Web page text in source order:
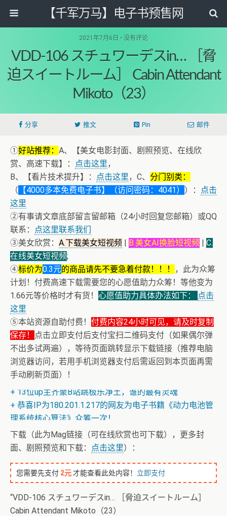
【千军万马】电子书预售网
2021年7月6日 • 没有评论
VDD-106 スチュワーデスin… ［脅
迫スイートルーム］ Cabin Attendant
Mikoto（23）
分享 推文 Pin 邮件
①好站推荐： A、【美女电影封面、剧照预览、在线欣
赏、高速下载】：
点击这里，
B、【看片技术提升】：
点击这里，C、 分门别类：
（ 【4000多本免费电子书】（访问密码：4041） ）：
点击
这里
②有事请文章底部留言留邮箱（24小时回复您邮箱）或QQ
联系：
点这里联系我们
③美女欣赏： A.下载美女短视频 | B.美女AI换脸短视频 | C.
在线美女短视频;
④标价为0.3元的商品请先不要急着付款！！！
，此为众筹
计划！付费高速下载需要您的心愿值助力众筹！等他变为
1.66元等价格时才有货！ 心愿值助力具体办法如下：
点击
这里
⑤本站资源自助付费！ 付费内容24小时可见，请及时复制
保存！
点击立即支付后支付宝扫二维码支付（如果偶尔弹
不出多试两遍），等待页面跳转显示下载链接（推荐电脑
浏览器访问，若用手机浏览器支付后需返回到本页面再需
手动刷新页面）！
+ 恭喜IP为180.201.1.217的网友为电子书籍《动力电池管
理系统核心算法》众筹一次！
+ 恭喜IP为180.201.1.217的网友为电子书籍《动力电池管
理系统核心算法》众筹一次！
下载（此为Mag链接（可在线欣赏也可下载），更多封
面、剧照预览和下载：
点击这里）：
您需要先支付 2元 才能查看此处内容！ 立即支付
“VDD-106 スチュワーデスin… ［脅迫スイートルーム］
Cabin Attendant Mikoto（23）